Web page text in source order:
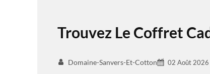
Trouvez Le Coffret
Domaine-Sanvers-Et-Cotton 02 Août 2026